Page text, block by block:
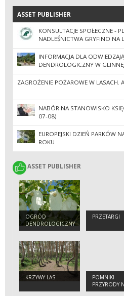
ASSET PUBLISHER
ASSET PUBLISHER
KONSULTACJE SPOŁECZNE -
NADLEŚNICTWA GRYFINO NA
INFORMACJA DLA
DENDROLOGICZNY W GLINNEJ
ZAGROŻENIE POŻAROWE W LASACH.
NABÓR NA STANOWISKO
07-08)
EUROPEJSKI DZIEŃ PARKÓW
ROKU
ASSET PUBLISHER
ASSET PUBLISHER
OGRÓD
DENDROLOGICZNY
W GLINNEJ IM.
TUMIŁOWICZA
PRZETARGI
KRZYWY LAS
POMNIKI
PRZYRODY
TERENIE